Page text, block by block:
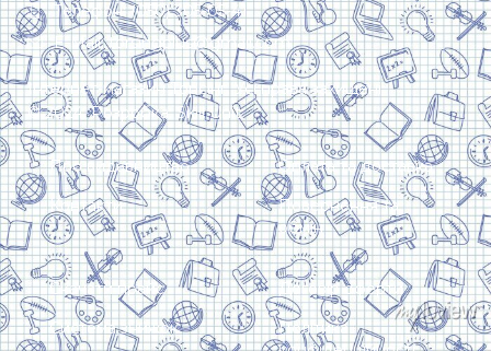
Телефон: (050) 305-05-41
E-Mail: torsingplus@gmail.com
Інтернет-магазин Торсінг. Усі права захищені
© 2024. Розробка:Skill Unit
Про видавництво
Контакти
Оплата та доставка
Повернення та
обмін
Скачати прайс
Система знижок
Договір оферти
Політика